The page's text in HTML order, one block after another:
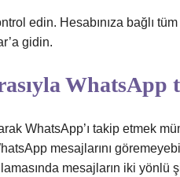
edin. Hesabınıza bağlı
gidin.
WhatsApp’ı takip etmek
mesajlarını
mesajların iki yönlü